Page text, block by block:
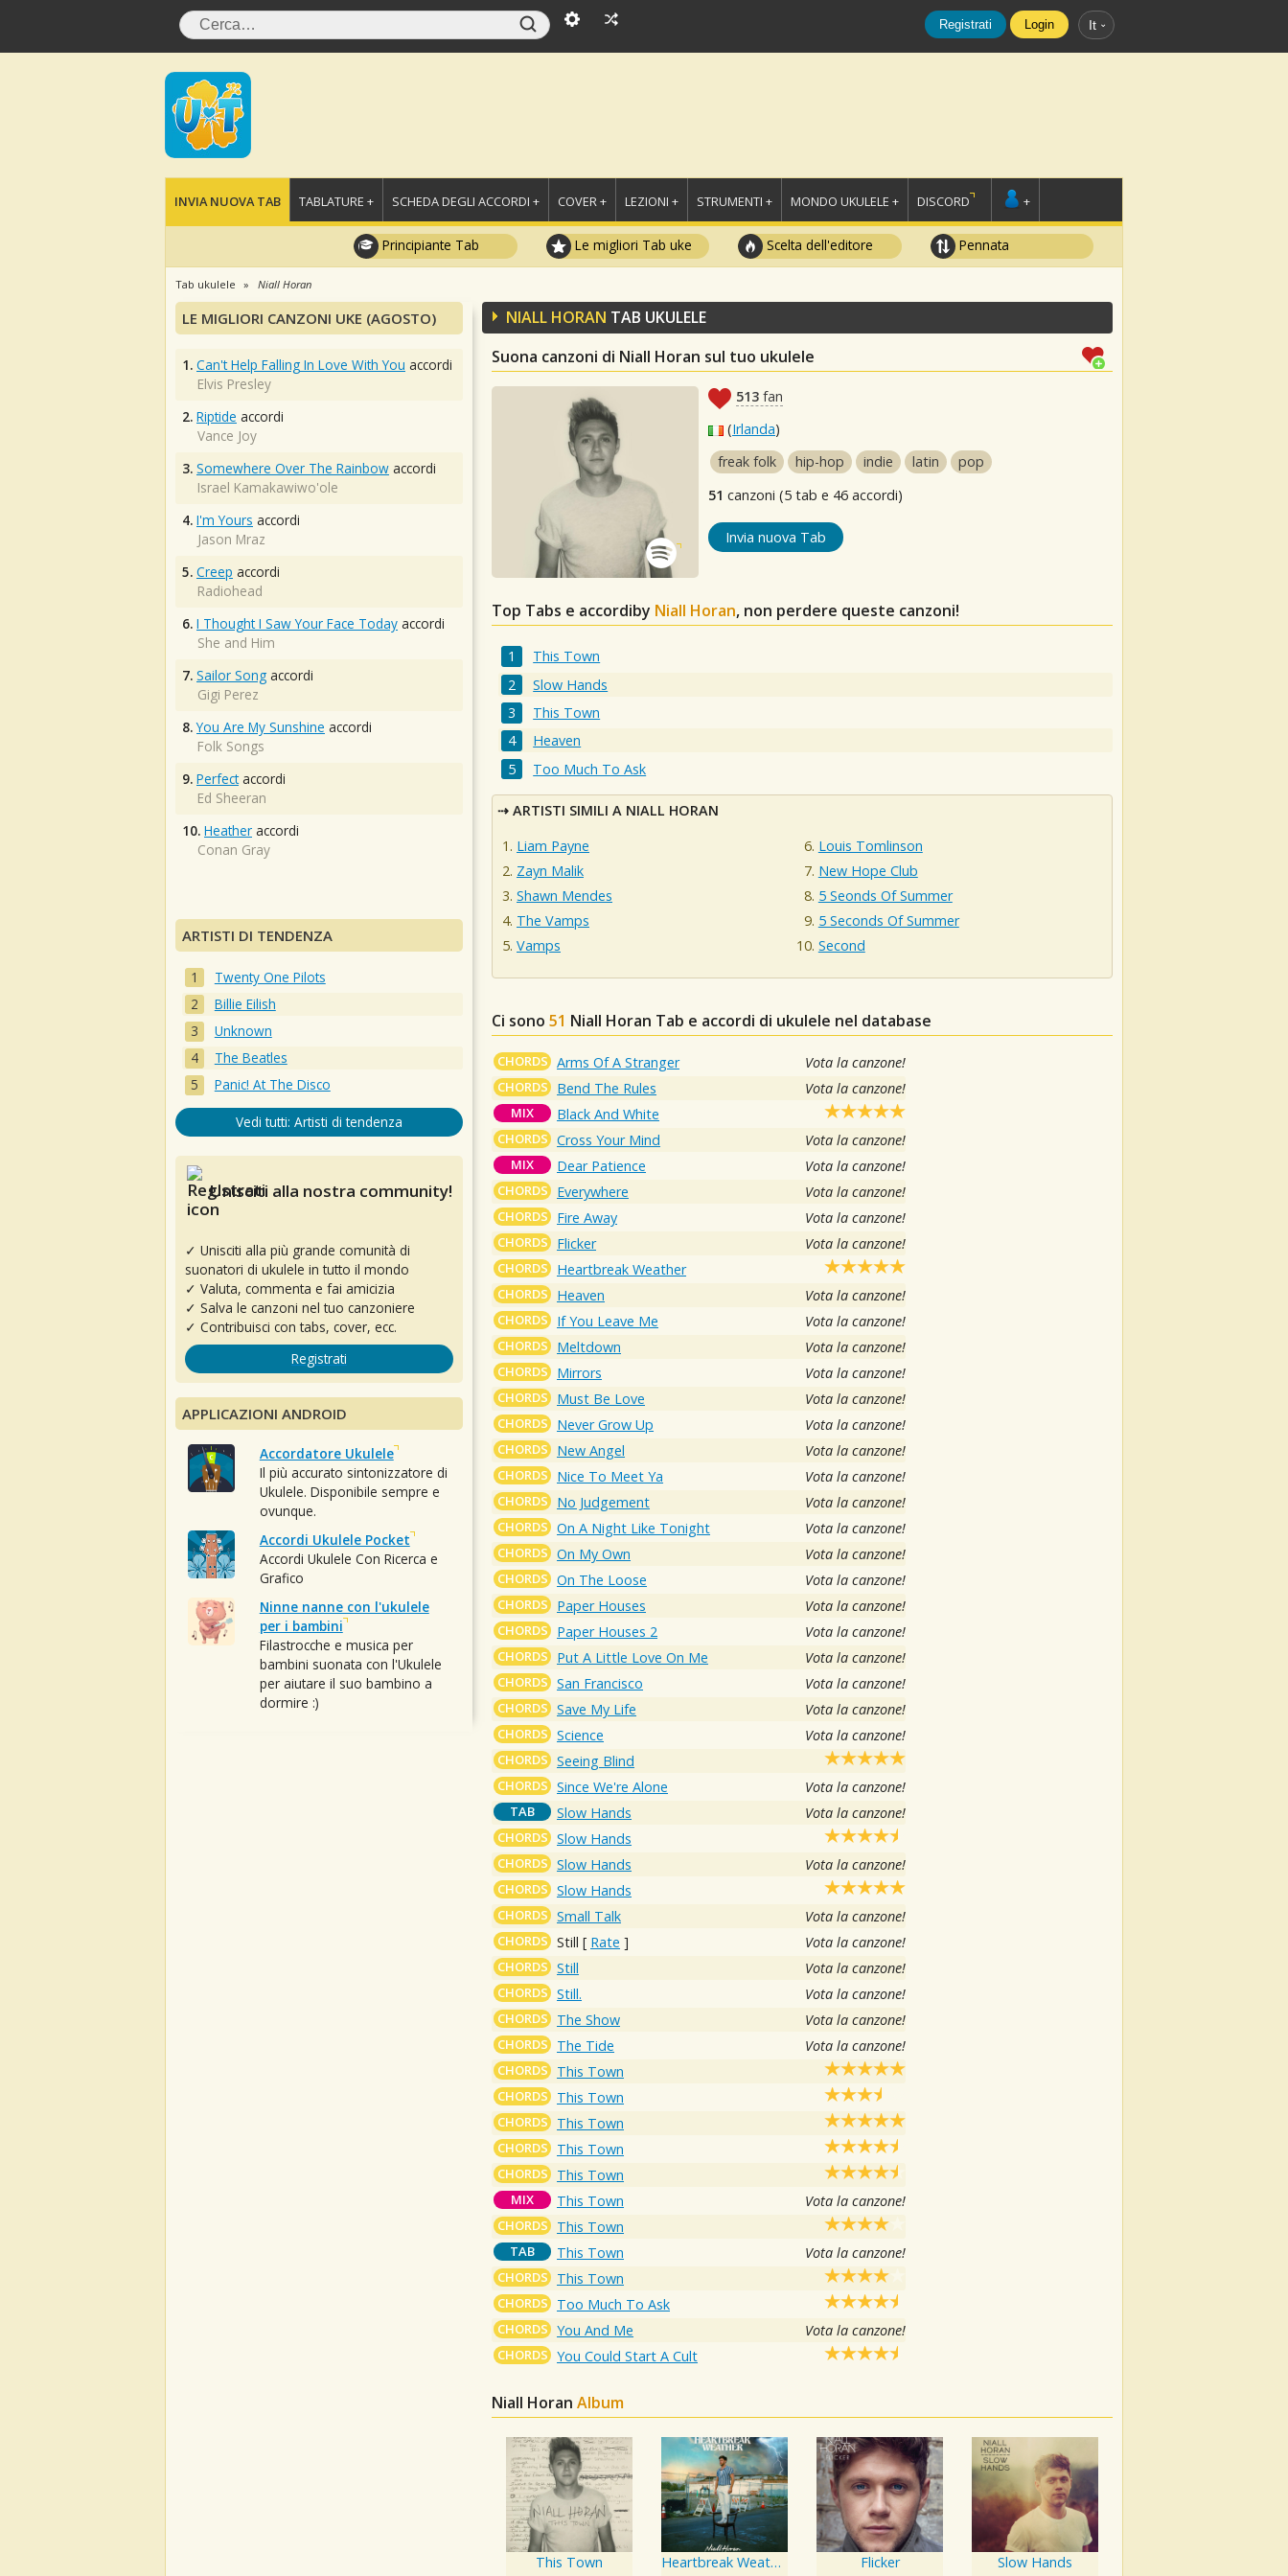
Registrati Login It
INVIA NUOVA TAB TABLATURE + SCHEDA DEGLI ACCORDI + COVER + LEZIONI + STRUMENTI + MONDO UKULELE + DISCORD +
Principiante Tab Le migliori Tab uke Scelta dell'editore Pennata
Tab ukulele Niall Horan
NIALL HORAN TAB UKULELE
Suona canzoni di Niall Horan sul tuo ukulele
513 fan
(Irlanda)
freak folk
hip-hop indie latin
pop
51 canzoni (5 tab e 46 accordi)
Invia nuova Tab
Top Tabs e accordiby Niall Horan, non perdere queste canzoni!
This Town
Slow Hands
This Town
Heaven
Too Much To Ask
ARTISTI SIMILI A NIALL HORAN
Liam Payne
Zayn Malik
Shawn Mendes
The Vamps
Vamps
Louis Tomlinson
New Hope Club
5 Seonds Of Summer
5 Seconds Of Summer
Second
Ci sono 51 Niall Horan Tab e accordi di ukulele nel database
CHORDS Arms Of A Stranger Vota la canzone!
CHORDS Bend The Rules Vota la canzone!
MIX Black And White
CHORDS Cross Your Mind Vota la canzone!
MIX Dear Patience Vota la canzone!
CHORDS Everywhere Vota la canzone!
CHORDS Fire Away Vota la canzone!
CHORDS Flicker Vota la canzone!
CHORDS Heartbreak Weather
CHORDS Heaven Vota la canzone!
CHORDS If You Leave Me Vota la canzone!
CHORDS Meltdown Vota la canzone!
CHORDS Mirrors Vota la canzone!
CHORDS Must Be Love Vota la canzone!
CHORDS Never Grow Up Vota la canzone!
CHORDS New Angel Vota la canzone!
CHORDS Nice To Meet Ya Vota la canzone!
CHORDS No Judgement Vota la canzone!
CHORDS On A Night Like Tonight Vota la canzone!
CHORDS On My Own Vota la canzone!
CHORDS On The Loose Vota la canzone!
CHORDS Paper Houses Vota la canzone!
CHORDS Paper Houses 2 Vota la canzone!
CHORDS Put A Little Love On Me Vota la canzone!
CHORDS San Francisco Vota la canzone!
CHORDS Save My Life Vota la canzone!
CHORDS Science Vota la canzone!
CHORDS Seeing Blind
CHORDS Since We're Alone Vota la canzone!
TAB Slow Hands Vota la canzone!
CHORDS Slow Hands
CHORDS Slow Hands Vota la canzone!
CHORDS Slow Hands
CHORDS Small Talk Vota la canzone!
CHORDS Still [ Rate ] Vota la canzone!
CHORDS Still Vota la canzone!
CHORDS Still. Vota la canzone!
CHORDS The Show Vota la canzone!
CHORDS The Tide Vota la canzone!
CHORDS This Town
CHORDS This Town
CHORDS This Town
CHORDS This Town
CHORDS This Town
MIX This Town Vota la canzone!
CHORDS This Town
TAB This Town Vota la canzone!
CHORDS This Town
CHORDS Too Much To Ask
CHORDS You And Me Vota la canzone!
CHORDS You Could Start A Cult
Niall Horan Album
This Town
Heartbreak Weather
Flicker
Slow Hands
LE MIGLIORI CANZONI UKE (AGOSTO)
1. Can't Help Falling In Love With You accordi
Elvis Presley
2. Riptide accordi
Vance Joy
3. Somewhere Over The Rainbow accordi
Israel Kamakawiwo'ole
4. I'm Yours accordi
Jason Mraz
5. Creep accordi
Radiohead
6. I Thought I Saw Your Face Today accordi
She and Him
7. Sailor Song accordi
Gigi Perez
8. You Are My Sunshine accordi
Folk Songs
9. Perfectaccordi
Ed Sheeran
10. Heather accordi
Conan Gray
ARTISTI DI TENDENZA
Twenty One Pilots
Billie Eilish
Unknown
The Beatles
Panic! At The Disco
Vedi tutti: Artisti di tendenza
Unisciti alla nostra community!
✓ Unisciti alla più grande comunità di
suonatori di ukulele in tutto il mondo
✓ Valuta, commenta e fai amicizia
✓ Salva le canzoni nel tuo canzoniere
✓ Contribuisci con tabs, cover, ecc.
Registrati
APPLICAZIONI ANDROID
Accordatore Ukulele
Il più accurato sintonizzatore di
Ukulele. Disponibile sempre e
ovunque.
Accordi Ukulele Pocket
Accordi Ukulele Con Ricerca e
Grafico
Ninne nanne con l'ukulele
per i bambini
Filastrocche e musica per
bambini suonata con l'Ukulele
per aiutare il suo bambino a
dormire :)